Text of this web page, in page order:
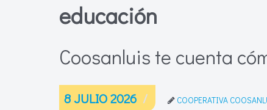
educación
Coosanluis te cuenta
8 JULIO 2026 COOPERATIVA